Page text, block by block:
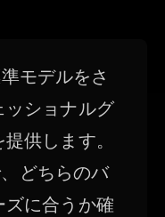
モデルをさ
ッショナルグ
供します。
どちらのバ
に合うか確